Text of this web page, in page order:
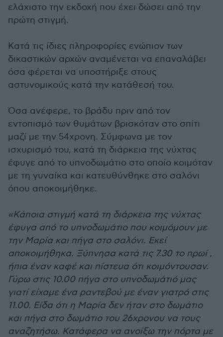
ελάχιστο την εκδοχή που έχει δώσει από την
πρώτη στιγμή.
Κατά τις ίδιες πληροφορίες ενώπιον των
δικαστικών αρχών αναμένεται να επαναλάβει
όσα φέρεται να υποστήριξε στους
αστυνομικούς κατά την κατάθεσή του.
Όσα ανέφερε, το βράδυ πριν από τον
εντοπισμό των θυμάτων βρισκόταν στο σπίτι
μαζί με την 54χρονη. Σύμφωνα με τον
ισχυρισμό του, κατά τη διάρκεια της νύχτας
έφυγε από το υπνοδωμάτιο στο οποίο κοιμόταν
με τη γυναίκα και κατευθύνθηκε στο σαλόνι
όπου αποκοιμήθηκε.
«Κάποια στιγμή κατά τη διάρκεια της νύχτας
έφυγα από το υπνοδωμάτιο που κοιμόμουν με
την Μαρία και πήγα στο σαλόνι. Εκεί
αποκοιμήθηκα. Ξύπνησα κατά τις 7.30 το πρωί ,
ήπια έναν καφέ και πίστευα ότι κοιμόντουσαν.
Γύρω στις 10.00 πήγα στο υπνοδωμάτιό μας
γιατί είχαμε ένα ραντεβού με έναν γιατρό στις
11.00. Είδα ότι η Μαρία δεν ήταν στο δωμάτιο
και πήγα στο δωμάτιο του 26χρονου να τους
αναζητήσω. Κατάφερα να ανοίξω την πόρτα με